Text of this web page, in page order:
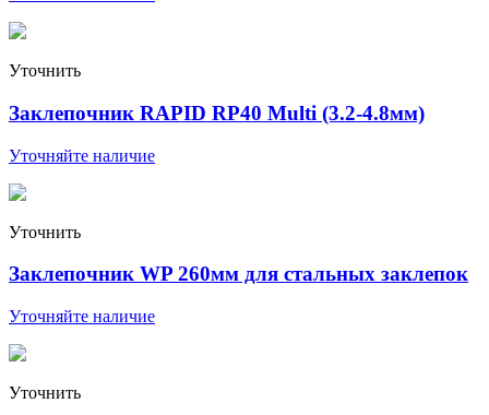
Уточнить
Заклепочник RAPID RP40 Multi (3.2-4.8мм)
Уточняйте наличие
Уточнить
Заклепочник WP 260мм для стальных заклепок
Уточняйте наличие
Уточнить